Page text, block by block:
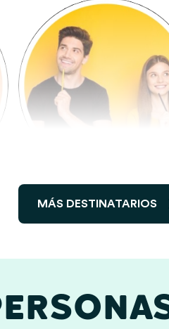
Hermanos Y
MÁS DESTINATARIOS